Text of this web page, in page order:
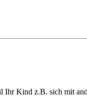
Kind z.B. sich mit